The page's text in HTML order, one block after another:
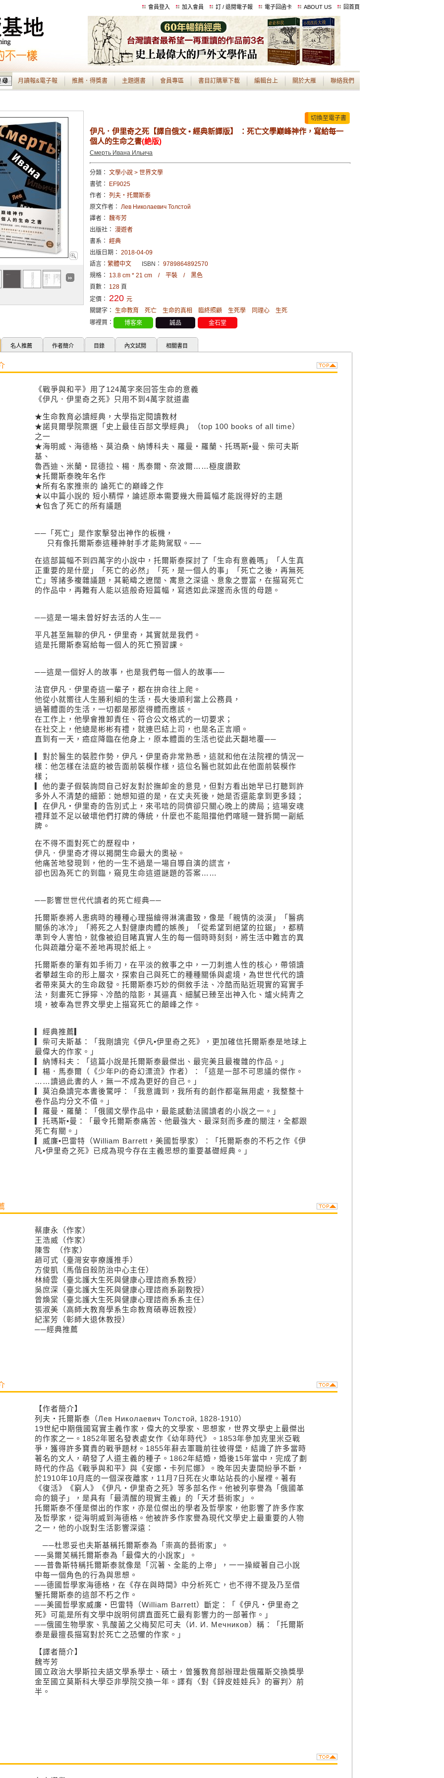
會員登入 加入會員 訂 / 退閱電子報 電子回函卡 ABOUT US 回首頁
月讀報&電子報 推薦．得獎書 主題選書 會員專區 書目訂購單下載 編輯台上 關於大雁 聯絡我們
切換至電子書
伊凡．伊里奇之死【譯自俄文 • 經典新譯版】 ：死亡文學巔峰神作，寫給每一
個人的生命之書(絶版)
Смерть Ивана Ильича
分類： 文學小說 > 世界文學
書號：
EF9025
作者： 列夫‧托爾斯泰
原文作者： Лев Николаевич Толстой
譯者： 魏岑芳
出版社： 漫遊者
書系： 經典
出版日期： 2018-04-09
語言： 繁體中文 ISBN： 9789864892570
規格： 13.8 cm * 21 cm / 平裝 / 黑色
頁數： 128 頁
定價： 220 元
關鍵字： 生命教育 死亡 生命的真相 臨終照顧 生死學 同理心
生死
哪裡買：
博客來 誠品 金石堂
名人推薦 作者簡介 目錄 內文試閱 相關書目
《戰爭與和平》用了124萬字來回答生命的意義
《伊凡．伊里奇之死》只用不到4萬字就道盡
★生命教育必讀經典，大學指定閱讀教材
★諾貝爾學院票選「史上最佳百部文學經典」（top 100 books of all time）
之一
★海明威、海德格、莫泊桑、納博科夫、羅曼・羅蘭、托瑪斯•曼、柴可夫斯
基、
魯西迪、米蘭‧昆德拉、楊．馬泰爾、奈波爾……極度讚歎
★托爾斯泰晚年名作
★所有名家推崇的 論死亡的巔峰之作
★以中篇小說的 短小精悍，論述原本需要幾大冊篇幅才能說得好的主題
★包含了死亡的所有議題
──「死亡」是作家擊發出神作的板機，
只有像托爾斯泰這種神射手才能夠駕馭。──
在這部篇幅不到四萬字的小說中，托爾斯泰探討了「生命有意義嗎」「人生真
正重要的是什麼」「死亡的必然」「死，是一個人的事」「死亡之後，再無死
亡」等諸多複雜議題，其範疇之遼闊、寓意之深遠、意象之豐富，在描寫死亡
的作品中，再難有人能以這般奇短篇幅，寫透如此深邃而永恆的母題。
──這是一場未曾好好去活的人生──
平凡甚至無聊的伊凡・伊里奇，其實就是我們。
這是托爾斯泰寫給每一個人的死亡預習課。
──這是一個好人的故事，也是我們每一個人的故事──
法官伊凡．伊里奇這一輩子，都在拚命往上爬。
他從小就嚮往人生勝利組的生活，長大後順利當上公務員，
過著體面的生活，一切都是那麼得體而應該。
在工作上，他學會推卸責任、符合公文格式的一切要求；
在社交上，他總是彬彬有禮，就連巴結上司，也是名正言順。
直到有一天，癌症降臨在他身上，原本體面的生活也從此天翻地覆──
▎對於醫生的裝腔作勢，伊凡・伊里奇非常熟悉，這就和他在法院裡的情況一
樣：他怎樣在法庭的被告面前裝模作樣，這位名醫也就如此在他面前裝模作
樣；
▎他的妻子假裝詢問自己好友對於撫卹金的意見，但對方看出她早已打聽到許
多外人不清楚的細節：她想知道的是，在丈夫死後，她是否還能拿到更多錢；
▎在伊凡・伊里奇的告別式上，來弔唁的同儕卻只關心晚上的牌局；這場安魂
禮拜並不足以破壞他們打牌的傳統，什麼也不能阻擋他們喀噠一聲拆開一副紙
牌。
在不得不面對死亡的歷程中，
伊凡．伊里奇才得以揭開生命最大的奧祕。
他痛苦地發現到，他的一生不過是一場自導自演的謊言，
卻也因為死亡的到臨，窺見生命這道謎題的答案……
──影響世世代代讀者的死亡經典──
托爾斯泰將人患病時的種種心理描繪得淋漓盡致，像是「親情的淡漠」「醫病
關係的冰冷」「將死之人對健康肉體的嫉羨」「從希望到絕望的拉鋸」，都精
準到令人害怕，就像被迫目睹真實人生的每一個時時刻刻，將生活中難言的異
化與疏離分毫不差地再現於紙上。
托爾斯泰的筆有如手術刀，在平淡的敘事之中，一刀刺進人性的核心，帶領讀
者攀越生命的形上層次，探索自己與死亡的種種關係與處境，為世世代代的讀
者帶來莫大的生命啟發。托爾斯泰巧妙的倒敘手法、冷酷而貼近現實的寫實手
法，刻畫死亡猙獰、冷酷的陰影，其逼真、細膩已臻至出神入化、爐火純青之
境，被奉為世界文學史上描寫死亡的顛峰之作。
▎經典推薦▎
▎柴可夫斯基：「我剛讀完《伊凡•伊里奇之死》，更加確信托爾斯泰是地球上
最偉大的作家。」
▎納博科夫：「這篇小說是托爾斯泰最傑出、最完美且最複雜的作品。」
▎楊．馬泰爾（《少年Pi的奇幻漂流》作者）：「這是一部不可思議的傑作。
……讀過此書的人，無一不成為更好的自己。」
▎莫泊桑讀完本書後驚呼：「我意識到，我所有的創作都毫無用處，我整整十
卷作品均分文不值。」
▎羅曼・羅蘭：「俄國文學作品中，最能感動法國讀者的小說之一。」
▎托瑪斯•曼：「最令托爾斯泰痛苦、他最強大、最深刻而多產的關注，全都跟
死亡有關。」
▎威廉•巴雷特（William Barrett，美國哲學家）：「托爾斯泰的不朽之作《伊
凡•伊里奇之死》已成為現今存在主義思想的重要基礎經典。」
蔡康永（作家）
王浩威（作家）
陳雪 （作家）
趙可式（臺灣安寧療護推手）
方俊凱（馬偕自殺防治中心主任）
林綺雲（臺北護大生死與健康心理諮商系教授）
吳庶深（臺北護大生死與健康心理諮商系副教授）
曾煥棠（臺北護大生死與健康心理諮商系系主任）
張淑美（高師大教育學系生命教育碩專班教授）
紀潔芳（彰師大退休教授）
──經典推薦
【作者簡介】
列夫‧托爾斯泰（Лев Николаевич Толстой, 1828-1910）
19世紀中期俄國寫實主義作家，偉大的文學家、思想家，世界文學史上最傑出
的作家之一。1852年匿名發表處女作《幼年時代》。1853年參加克里米亞戰
爭，獲得許多寶貴的戰爭題材。1855年辭去軍職前往彼得堡，結識了許多當時
著名的文人，萌發了人道主義的種子。1862年結婚，婚後15年當中，完成了劃
時代的作品《戰爭與和平》與《安娜‧卡列尼娜》。晚年因夫妻間紛爭不斷，
於1910年10月底的一個深夜離家，11月7日死在火車站站長的小屋裡。著有
《復活》《窮人》《伊凡‧伊里奇之死》等多部名作。他被列寧譽為「俄國革
命的鏡子」，是具有「最清醒的現實主義」的「天才藝術家」。
托爾斯泰不僅是傑出的作家，亦是位傑出的學者及哲學家，他影響了許多作家
及哲學家，從海明威到海德格。他被許多作家譽為現代文學史上最重要的人物
之一，他的小說對生活影響深遠：
──杜思妥也夫斯基稱托爾斯泰為「崇高的藝術家」。
──吳爾芙稱托爾斯泰為「最偉大的小說家」。
──普魯斯特稱托爾斯泰就像是「沉著、全能的上帝」，一一操縱著自己小說
中每一個角色的行為與思想。
──德國哲學家海德格，在《存在與時間》中分析死亡，也不得不提及乃至借
鑒托爾斯泰的這部不朽之作。
──美國哲學家威廉‧巴雷特（William Barrett）斷定：「《伊凡‧伊里奇之
死》可能是所有文學中說明何謂直面死亡最有影響力的一部著作。」
──俄國生物學家、乳酸菌之父梅契尼可夫（И. И. Мечников）稱：「托爾斯
泰是最擅長描寫對於死亡之恐懼的作家。」
【譯者簡介】
魏岑芳
國立政治大學斯拉夫語文學系學士、碩士，曾獲教育部辦理赴俄羅斯交換獎學
金至國立莫斯科大學亞非學院交換一年。譯有〈對《鋅皮娃娃兵》的審判〉前
半。